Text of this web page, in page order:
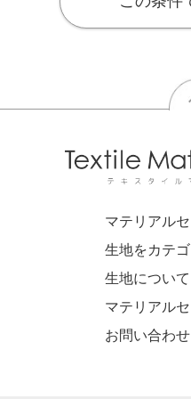
マテリアル
生地をカテ
生地について
マテリアル
お問い合わ